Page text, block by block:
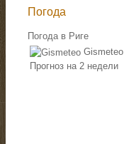
Погода
Погода в Риге
Gismeteo
Прогноз на 2 недели